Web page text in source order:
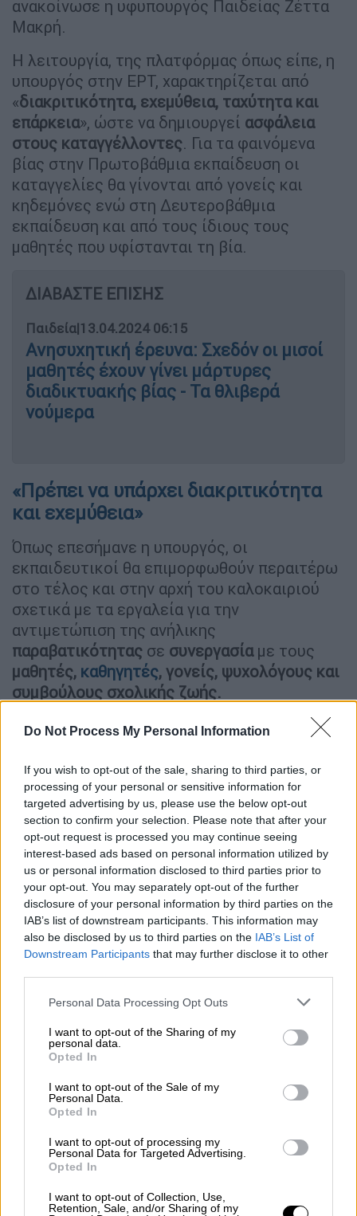
Do Not Process My Personal Information
If you wish to opt-out of the sale, sharing to third parties, or
processing of your personal or sensitive information for
targeted advertising by us, please use the below opt-out
section to confirm your selection. Please note that after your
opt-out request is processed you may continue seeing
interest-based ads based on personal information utilized by
us or personal information disclosed to third parties prior to
your opt-out. You may separately opt-out of the further
disclosure of your personal information by third parties on the
IAB’s list of downstream participants. This information may
also be disclosed by us to third parties on the IAB’s List of
Downstream Participants that may further disclose it to other
Please note that this website/app uses one or more Google
not limited to your visit or usage behaviour. You may click to
grant or deny consent to Google and its third-party tags to
use your data for below specified purposes in below Google
consent section.
Personal Data Processing Opt Outs
I want to opt-out of the Sharing of my
personal data.
Opted In
I want to opt-out of the Sale of my
Personal Data.
Opted In
I want to opt-out of processing my
Personal Data for Targeted Advertising.
Opted In
I want to opt-out of Collection, Use,
Retention, Sale, and/or Sharing of my
ανακοίνωσε η υφυπουργός Παιδείας Ζέττα
Μακρή.
Η λειτουργία, της πλατφόρμας όπως είπε, η
υπουργός στην ΕΡΤ, χαρακτηρίζεται από
«διακριτικότητα, εχεμύθεια, ταχύτητα και
επάρκεια», ώστε να δημιουργεί ασφάλεια
στους καταγγέλλοντες. Για τα φαινόμενα
βίας στην Πρωτοβάθμια εκπαίδευση οι
καταγγελίες θα γίνονται από γονείς και
κηδεμόνες ενώ στη Δευτεροβάθμια
εκπαίδευση και από τους ίδιους τους
μαθητές που υφίστανται τη βία.
ΔΙΑΒΑΣΤΕ ΕΠΙΣΗΣ
Παιδεία|13.04.2024 06:15
Ανησυχητική έρευνα: Σχεδόν οι μισοί
μαθητές έχουν γίνει μάρτυρες
διαδικτυακής βίας - Τα θλιβερά
νούμερα
«Πρέπει να υπάρχει διακριτικότητα
και εχεμύθεια»
Όπως επεσήμανε η υπουργός, οι
εκπαιδευτικοί θα επιμορφωθούν περαιτέρω
στο τέλος και στην αρχή του καλοκαιριού
σχετικά με τα εργαλεία για την
αντιμετώπιση της ανήλικης
παραβατικότητας σε συνεργασίαμε τους
μαθητές, καθηγητές, γονείς, ψυχολόγους και
συμβούλους σχολικής ζωής.
«Γιατί όπως έχουμε πει και είναι και αλήθεια,
πρέπει ναυπάρχει και εχεμύθεια.
Να νιώθουν οι καταγγέλλοντες ασφάλεια
ειδικά τα παιδιά να μη φοβούνται ότι θα
υποστούν αντίποινα ή θα γίνουν στόχαστρο.
Θέλουμε να πιστεύουμε ότι θα μειωθούν τα
περιστατικά, αλλά φαίνεται ότι αυτός είναι
και ο μόνος τρόπος να το διασφαλίσουμε»,
είπε και στη συνέχεια αναφέρθηκε στην
πρόληψη του φαινομένου «το οποίο είναι
πολυπαραγοντικόκαι ηοικογένεια δεν έχει
πάντα τον τρόπο να το αντιμετωπίσει». Γι
αυτό και θα υπάρξει μια Εθνική στρατηγική
για την αντιμετώπιση της σχολικής βίας και
του σχολικού εκφοβισμού», είπε η
Ζέττα
Μακρή.
H διαδικασία για την υποβολή
καταγγελίας
Για καταγγελία από μαθητή ή μαθήτρια της
Πρωτοβάθμιας, καλείται ο ο γονέας ή
κηδεμόνας να την διεκπεραιώσει ενώ στη
Δευτεροβάθμια μπορούν οι ίδιοι οι μαθητές,